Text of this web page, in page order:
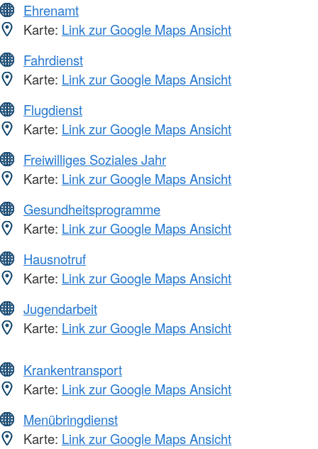
Ehrenamt
Karte: Link zur Google Maps Ansicht
Fahrdienst
Karte: Link zur Google Maps Ansicht
Flugdienst
Karte: Link zur Google Maps Ansicht
Freiwilliges Soziales Jahr
Karte: Link zur Google Maps Ansicht
Gesundheitsprogramme
Karte: Link zur Google Maps Ansicht
Hausnotruf
Karte: Link zur Google Maps Ansicht
Jugendarbeit
Karte: Link zur Google Maps Ansicht
Krankentransport
Karte: Link zur Google Maps Ansicht
Menübringdienst
Karte: Link zur Google Maps Ansicht